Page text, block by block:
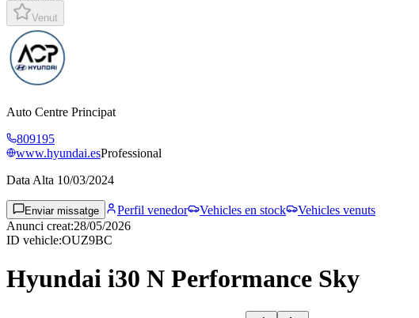
Venut
Auto Centre Principat
809195
www.hyundai.esProfessional
Data Alta 10/03/2024
Enviar missatge Perfil venedor Vehicles en stock
Vehicles venuts
Anunci creat:28/05/2026
ID vehicle:OUZ9BC
Hyundai i30 N Performance Sky